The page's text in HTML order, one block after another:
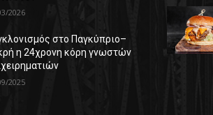
2026
στο Παγκύπριο–
η 24χρονη κόρη γνωστών
2025